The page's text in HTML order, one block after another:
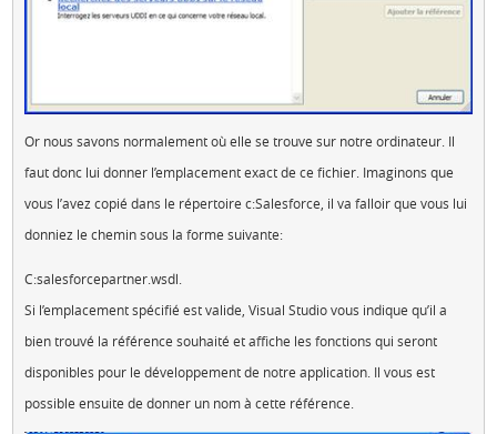
Or nous savons normalement où elle se trouve sur notre ordinateur. Il
faut donc lui donner l’emplacement exact de ce fichier. Imaginons que
vous l’avez copié dans le répertoire c:Salesforce, il va falloir que vous lui
donniez le chemin sous la forme suivante:
C:salesforcepartner.wsdl.
Si l’emplacement spécifié est valide, Visual Studio vous indique qu’il a
bien trouvé la référence souhaité et affiche les fonctions qui seront
disponibles pour le développement de notre application. Il vous est
possible ensuite de donner un nom à cette référence.